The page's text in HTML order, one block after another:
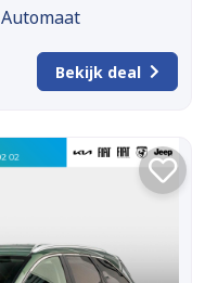
Automaat
Bekijk deal